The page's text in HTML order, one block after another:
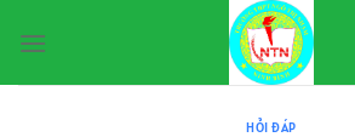
qua
HỎI ĐÁP